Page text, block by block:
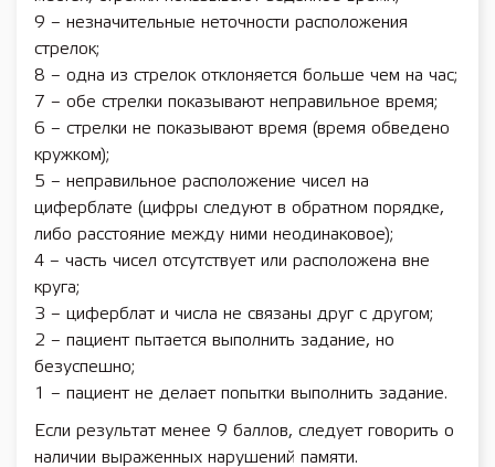
9 – незначительные неточности расположения
стрелок;
8 – одна из стрелок отклоняется больше чем на час;
7 – обе стрелки показывают неправильное время;
6 – стрелки не показывают время (время обведено
кружком);
5 – неправильное расположение чисел на
циферблате (цифры следуют в обратном порядке,
либо расстояние между ними неодинаковое);
4 – часть чисел отсутствует или расположена вне
круга;
3 – циферблат и числа не связаны друг с другом;
2 – пациент пытается выполнить задание, но
безуспешно;
1 – пациент не делает попытки выполнить задание.
Если результат менее 9 баллов, следует говорить о
наличии выраженных нарушений памяти.